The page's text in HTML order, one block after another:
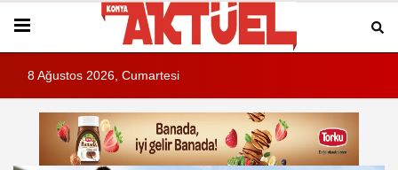
8 Ağustos 2026, Cumartesi